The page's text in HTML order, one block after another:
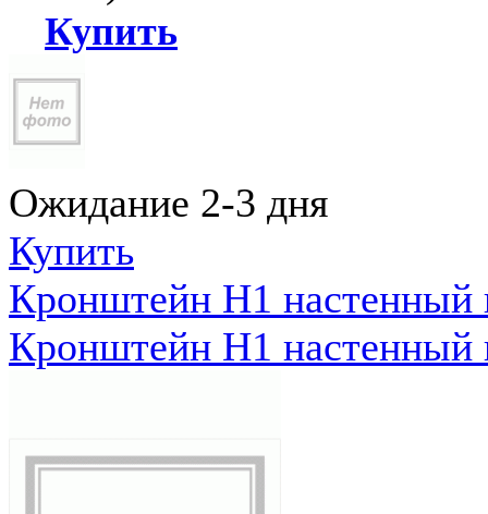
Купить
Ожидание 2-3 дня
Купить
Кронштейн Н1
Кронштейн Н1